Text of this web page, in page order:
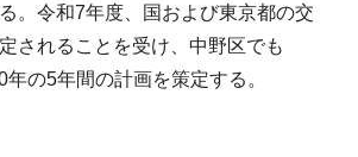
。令和7年度、国および東京都の交
されることを受け、中野区でも
の5年間の計画を策定する。